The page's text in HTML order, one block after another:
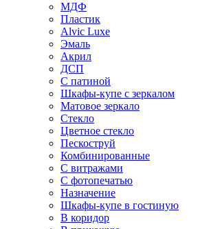
МДФ
Пластик
Alvic Luxe
Эмаль
Акрил
ДСП
С патиной
Шкафы-купе с зеркалом
Матовое зеркало
Стекло
Цветное стекло
Пескоструй
Комбинированные
С витражами
С фотопечатью
Назначение
Шкафы-купе в гостиную
В коридор